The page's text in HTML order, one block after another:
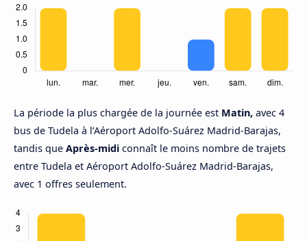
La période la plus chargée de la journée est Matin, avec 4
bus de Tudela à l’Aéroport Adolfo-Suárez Madrid-Barajas,
tandis que Après-midi connaît le moins nombre de trajets
entre Tudela et Aéroport Adolfo-Suárez Madrid-Barajas,
avec 1 offres seulement.